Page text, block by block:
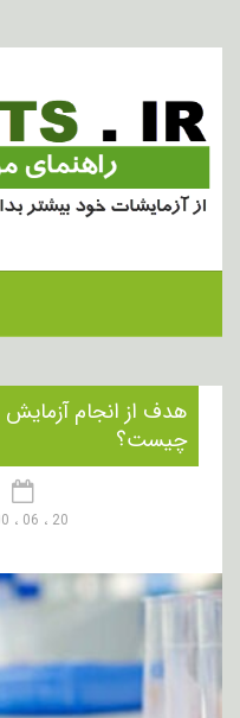
چیست؟
20 ، 06 ، 1400